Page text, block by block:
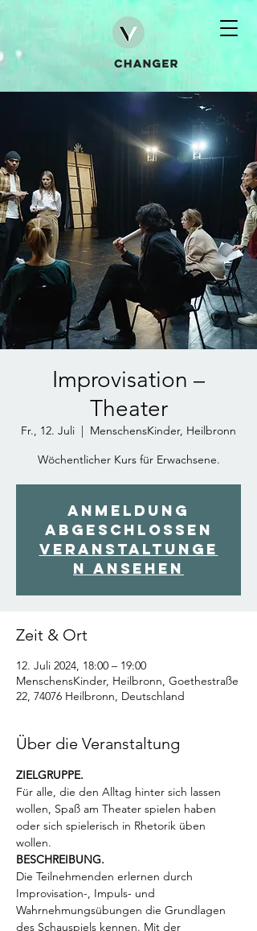
Improvisation –
Theater
Fr., 12. Juli
  |
MenschensKinder, Heilbronn
Wöchentlicher Kurs für Erwachsene.
Anmeldung
abgeschlossen
Veranstaltunge
n ansehen
Zeit & Ort
12. Juli 2024, 18:00 – 19:00
MenschensKinder, Heilbronn, Goethestraße
22, 74076 Heilbronn, Deutschland
Über die Veranstaltung
ZIELGRUPPE.
Für alle, die den Alltag hinter sich lassen
wollen, Spaß am Theater spielen haben
oder sich spielerisch in Rhetorik üben
wollen.
BESCHREIBUNG.
Die Teilnehmenden erlernen durch
Improvisation-, Impuls- und
Wahrnehmungsübungen die Grundlagen
des Schauspiels kennen. Mit der